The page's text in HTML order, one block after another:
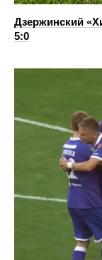
Дзержинский
5:0